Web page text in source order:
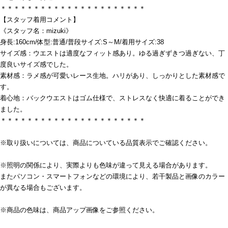
＊＊＊＊＊＊＊＊＊＊＊＊＊＊＊＊＊＊＊＊＊＊
【スタッフ着用コメント】
《スタッフ名：mizuki》
身長:160cm/体型:普通/普段サイズ:S～M/着用サイズ:38
サイズ感：ウエストは適度なフィット感あり。ゆる過ぎずきつ過ぎない、丁
度良いサイズ感でした。
素材感：ラメ感が可愛いレース生地。ハリがあり、しっかりとした素材感で
す。
着心地：バックウエストはゴム仕様で、ストレスなく快適に着ることができ
ました。
＊＊＊＊＊＊＊＊＊＊＊＊＊＊＊＊＊＊＊＊＊＊
※取り扱いについては、商品についている品質表示でご確認ください。
※照明の関係により、実際よりも色味が違って見える場合があります。
またパソコン・スマートフォンなどの環境により、若干製品と画像のカラー
が異なる場合もございます。
※商品の色味は、商品アップ画像をご参照ください。